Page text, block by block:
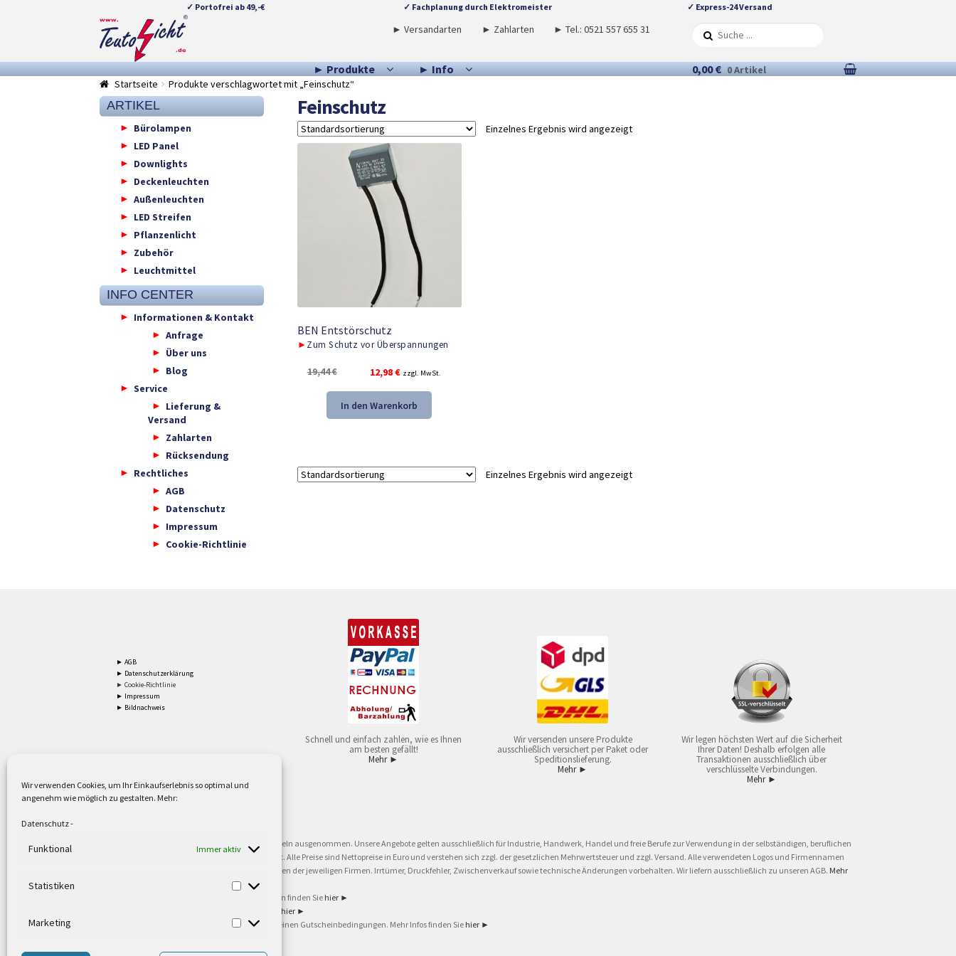
Wir verwenden Cookies, um Ihr Einkaufserlebnis so optimal und
angenehm wie möglich zu gestalten. Mehr:
Datenschutz-
Funktional Immer aktiv
Statistiken
Marketing
✓ Portofrei ab 49,-€ ✓ Fachplanung durch Elektromeister ✓ Express-24 Versand
Zur
Navigation
springen
Springe
zum
► Versandarten ► Zahlarten ► Tel.: 0521 557 655 31
► Produkte ► Info 0,00 € 0 Artikel
Startseite
Produkte verschlagwortet mit „Feinschutz“
Feinschutz
Einzelnes Ergebnis wird angezeigt
BEN Entstörschutz
► Zum Schutz vor Überspannungen
19,44€
Ursprünglicher
war:
19,44 €
12,98€Aktueller
ist:
12,98 €.
zzgl. MwSt.
In den Warenkorb
Einzelnes Ergebnis wird angezeigt
ARTIKEL
Bürolampen
LED Panel
Downlights
Deckenleuchten
Außenleuchten
LED Streifen
Pflanzenlicht
Zubehör
Leuchtmittel
INFO CENTER
Informationen & Kontakt
Anfrage
Über uns
Blog
Service
Lieferung &
Versand
Zahlarten
Rücksendung
Rechtliches
AGB
Datenschutz
Impressum
Cookie-Richtlinie
► AGB
► Datenschutzerklärung
► Cookie-Richtlinie
► Impressum
► Bildnachweis
Schnell und einfach zahlen, wie es Ihnen
am besten gefällt!
Mehr ►
Wir versenden unsere Produkte
ausschließlich versichert per Paket oder
Speditionslieferung.
Mehr ►
Wir legen höchsten Wert auf die Sicherheit
Ihrer Daten! Deshalb erfolgen alle
Transaktionen ausschließlich über
verschlüsselte Verbindungen.
Mehr ►
Versandkostenfrei ab 59,90 € Nettowarenwert. Inseln ausgenommen. Unsere Angebote gelten ausschließlich für Industrie, Handwerk, Handel und freie Berufe zur Verwendung in der selbständigen, beruflichen
oder gewerblichen Tätigkeit. Kein Verkauf an privat. Alle Preise sind Nettopreise in Euro und verstehen sich zzgl. der gesetzlichen Mehrwertsteuer und zzgl. Versand. Alle verwendeten Logos und Firmennamen
sind Warenzeichen oder eingetragene Warenzeichen der jeweiligen Firmen. Irrtümer, Druckfehler, Zwischenverkauf sowie technische Änderungen vorbehalten. Wir liefern ausschließlich zu unseren AGB. Mehr
Weitere Informationen und Zahlungsbedingungen finden Sie hier ►
hier ►
Ab 79,- Nettowarenwert. Es gelten unsere allgemeinen Gutscheinbedingungen. Mehr Infos finden Sie hier ►
©2002-2021 TEUTO LICHT GmbH